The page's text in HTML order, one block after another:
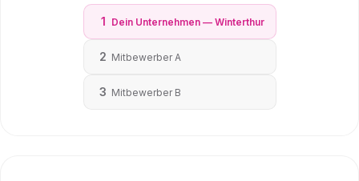
1 Dein Unternehmen — Winterthur
2 Mitbewerber A
3 Mitbewerber B